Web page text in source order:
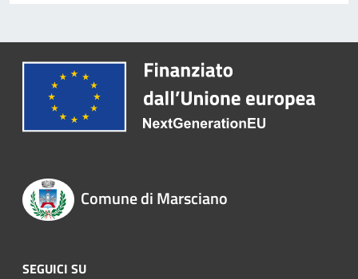
Comune di Marsciano
SEGUICI SU